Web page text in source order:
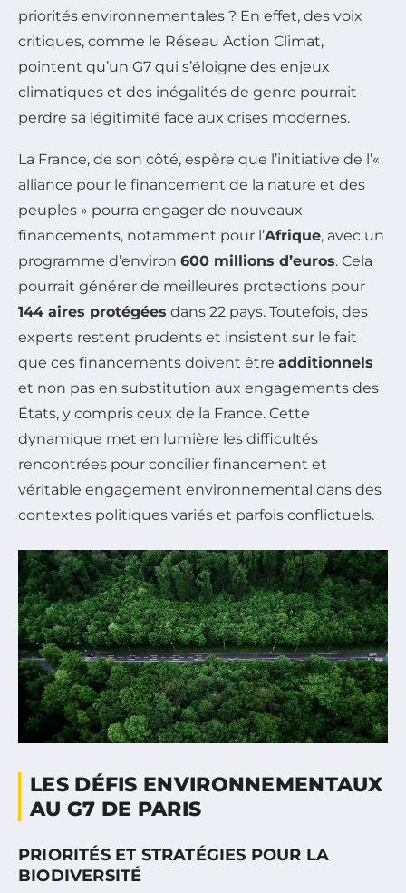
priorités environnementales ? En effet, des voix
critiques, comme le Réseau Action Climat,
pointent qu’un G7 qui s’éloigne des enjeux
climatiques et des inégalités de genre pourrait
perdre sa légitimité face aux crises modernes.
La France, de son côté, espère que l’initiative de l’«
alliance pour le financement de la nature et des
peuples » pourra engager de nouveaux
financements, notamment pour l’Afrique, avec un
programme d’environ 600 millions d’euros. Cela
pourrait générer de meilleures protections pour
144 aires protégées dans 22 pays. Toutefois, des
experts restent prudents et insistent sur le fait
que ces financements doivent être additionnels
et non pas en substitution aux engagements des
États, y compris ceux de la France. Cette
dynamique met en lumière les difficultés
rencontrées pour concilier financement et
véritable engagement environnemental dans des
contextes politiques variés et parfois conflictuels.
LES DÉFIS ENVIRONNEMENTAUX
AU G7 DE PARIS
PRIORITÉS ET STRATÉGIES POUR LA
BIODIVERSITÉ